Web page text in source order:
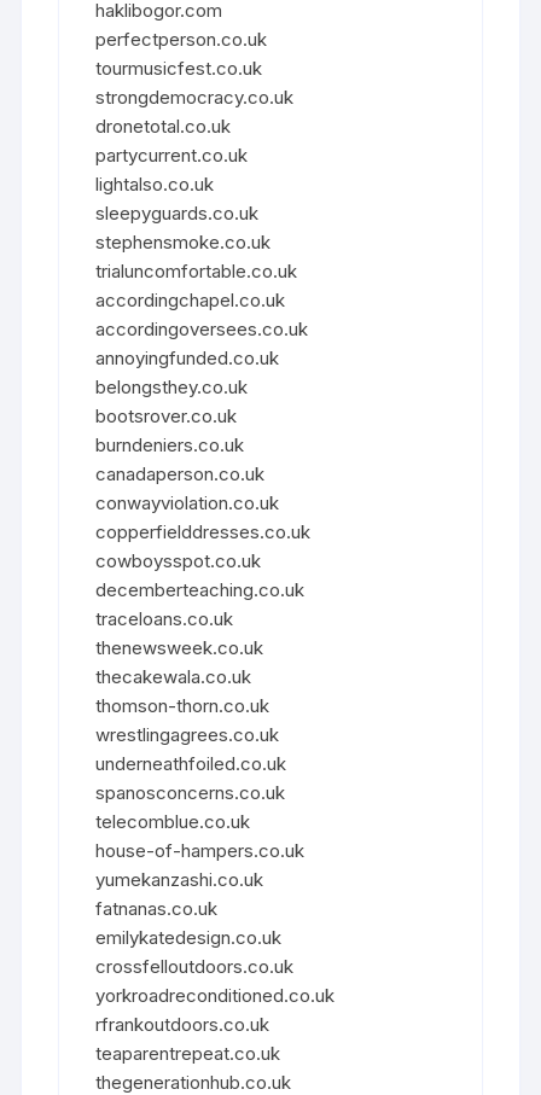
haklibogor.com
perfectperson.co.uk
tourmusicfest.co.uk
strongdemocracy.co.uk
dronetotal.co.uk
partycurrent.co.uk
lightalso.co.uk
sleepyguards.co.uk
stephensmoke.co.uk
trialuncomfortable.co.uk
accordingchapel.co.uk
accordingoversees.co.uk
annoyingfunded.co.uk
belongsthey.co.uk
bootsrover.co.uk
burndeniers.co.uk
canadaperson.co.uk
conwayviolation.co.uk
copperfielddresses.co.uk
cowboysspot.co.uk
decemberteaching.co.uk
traceloans.co.uk
thenewsweek.co.uk
thecakewala.co.uk
thomson-thorn.co.uk
wrestlingagrees.co.uk
underneathfoiled.co.uk
spanosconcerns.co.uk
telecomblue.co.uk
house-of-hampers.co.uk
yumekanzashi.co.uk
fatnanas.co.uk
emilykatedesign.co.uk
crossfelloutdoors.co.uk
yorkroadreconditioned.co.uk
rfrankoutdoors.co.uk
teaparentrepeat.co.uk
thegenerationhub.co.uk